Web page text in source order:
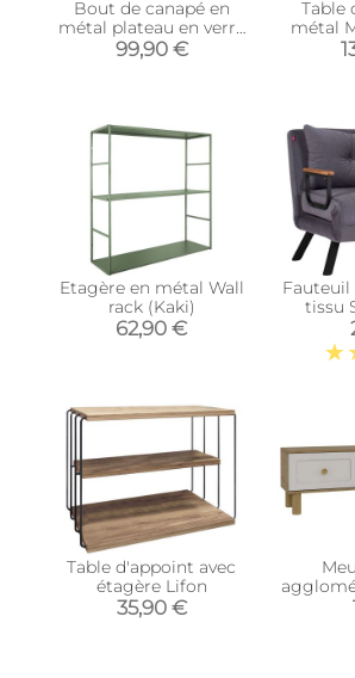
Bout de canapé en
métal plateau en verre
Side
99,90 €
Table
métal
Etagère en métal Wall
rack (Kaki)
62,90 €
Fauteuil
tissu
Table d'appoint avec
étagère Lifon
35,90 €